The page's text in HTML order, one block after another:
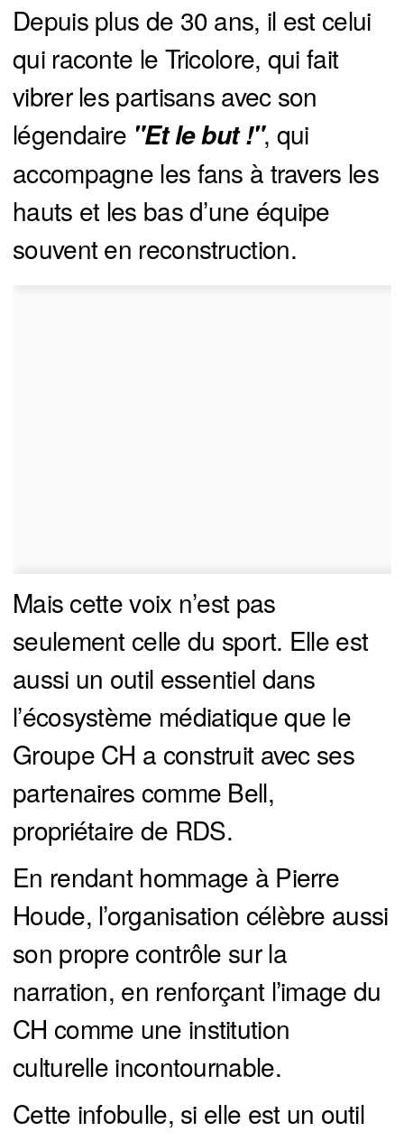
Depuis plus de 30 ans, il est celui
qui raconte le Tricolore, qui fait
vibrer les partisans avec son
légendaire "Et le but !", qui
accompagne les fans à travers les
hauts et les bas d’une équipe
souvent en reconstruction.
Mais cette voix n’est pas
seulement celle du sport. Elle est
aussi un outil essentiel dans
l’écosystème médiatique que le
Groupe CH a construit avec ses
partenaires comme Bell,
propriétaire de RDS.
En rendant hommage à Pierre
Houde, l’organisation célèbre aussi
son propre contrôle sur la
narration, en renforçant l’image du
CH comme une institution
culturelle incontournable.
Cette infobulle, si elle est un outil